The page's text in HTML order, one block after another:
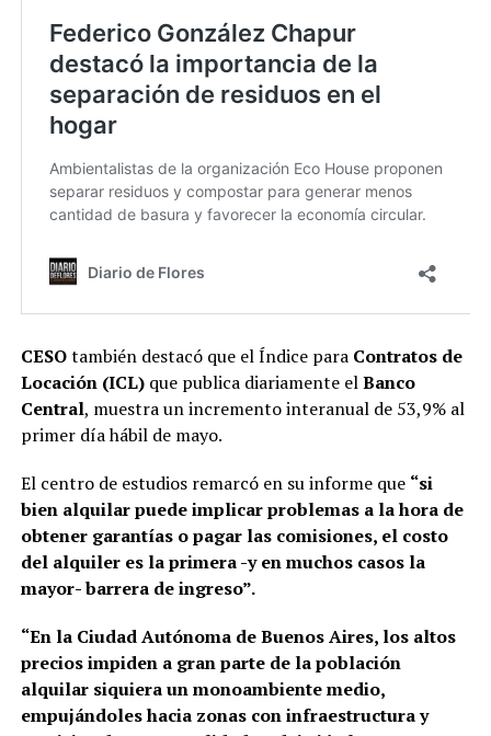
CESOtambién destacó que el Índice paraContratos de
Locación (ICL)que publica diariamente elBanco
Central, muestra un incremento interanual de 53,9% al
primer día hábil de mayo.
El centro de estudios remarcó en su informe que “si
bien alquilar puede implicar problemas a la hora de
obtener garantías o pagar las comisiones, el costo
del alquiler es la primera -y en muchos casos la
mayor- barrera de ingreso”.
“En la Ciudad Autónoma de Buenos Aires, los altos
precios impiden a gran parte de la población
alquilar siquiera un monoambiente medio,
empujándoles hacia zonas con infraestructura y